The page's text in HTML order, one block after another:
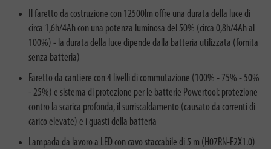
Il faretto da costruzione con 12500lm offre una durata della luce di
circa 1,6h/4Ah con una potenza luminosa del 50% (circa 0,8h/4Ah al
100%) - la durata della luce dipende dalla batteria utilizzata (fornita
senza batteria)
Faretto da cantiere con 4 livelli di commutazione (100% - 75% - 50%
- 25%) e sistema di protezione per le batterie Powertool: protezione
contro la scarica profonda, il surriscaldamento (causato da correnti di
carico elevate) e i guasti della batteria
Lampada da lavoro a LED con cavo staccabile di 5 m (H07RN-F2X1.0)